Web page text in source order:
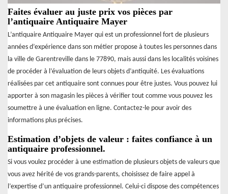
Faites évaluer au juste prix vos pièces par
l’antiquaire Antiquaire Mayer
L’antiquaire Antiquaire Mayer qui est un professionnel fort de plusieurs
années d’expérience dans son métier propose à toutes les personnes dans
la ville de Garentreville dans le 77890, mais aussi dans les localités voisines
de procéder à l’évaluation de leurs objets d’antiquité. Les évaluations
réalisées par cet antiquaire sont connues pour être justes. Vous pouvez lui
apporter à son magasin les pièces à vérifier tout comme vous pouvez les
soumettre à une évaluation en ligne. Contactez-le pour avoir des
informations plus précises.
Estimation d’objets de valeur : faites confiance à un
antiquaire professionnel.
Si vous voulez procéder à une estimation de plusieurs objets de valeurs que
vous avez hérité de vos grands-parents, choisissez de faire appel à
l’expertise d’un antiquaire professionnel. Celui-ci dispose des compétences